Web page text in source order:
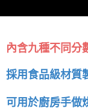
內含九種不同分
採用食品級材質
可用於廚房手做